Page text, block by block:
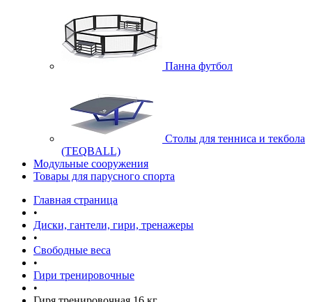
Панна футбол
Cтолы для тенниса и текбола
(TEQBALL)
Модульные сооружения
Товары для парусного спорта
Главная страница
•
Диски, гантели, гири, тренажеры
•
Свободные веса
•
Гири тренировочные
•